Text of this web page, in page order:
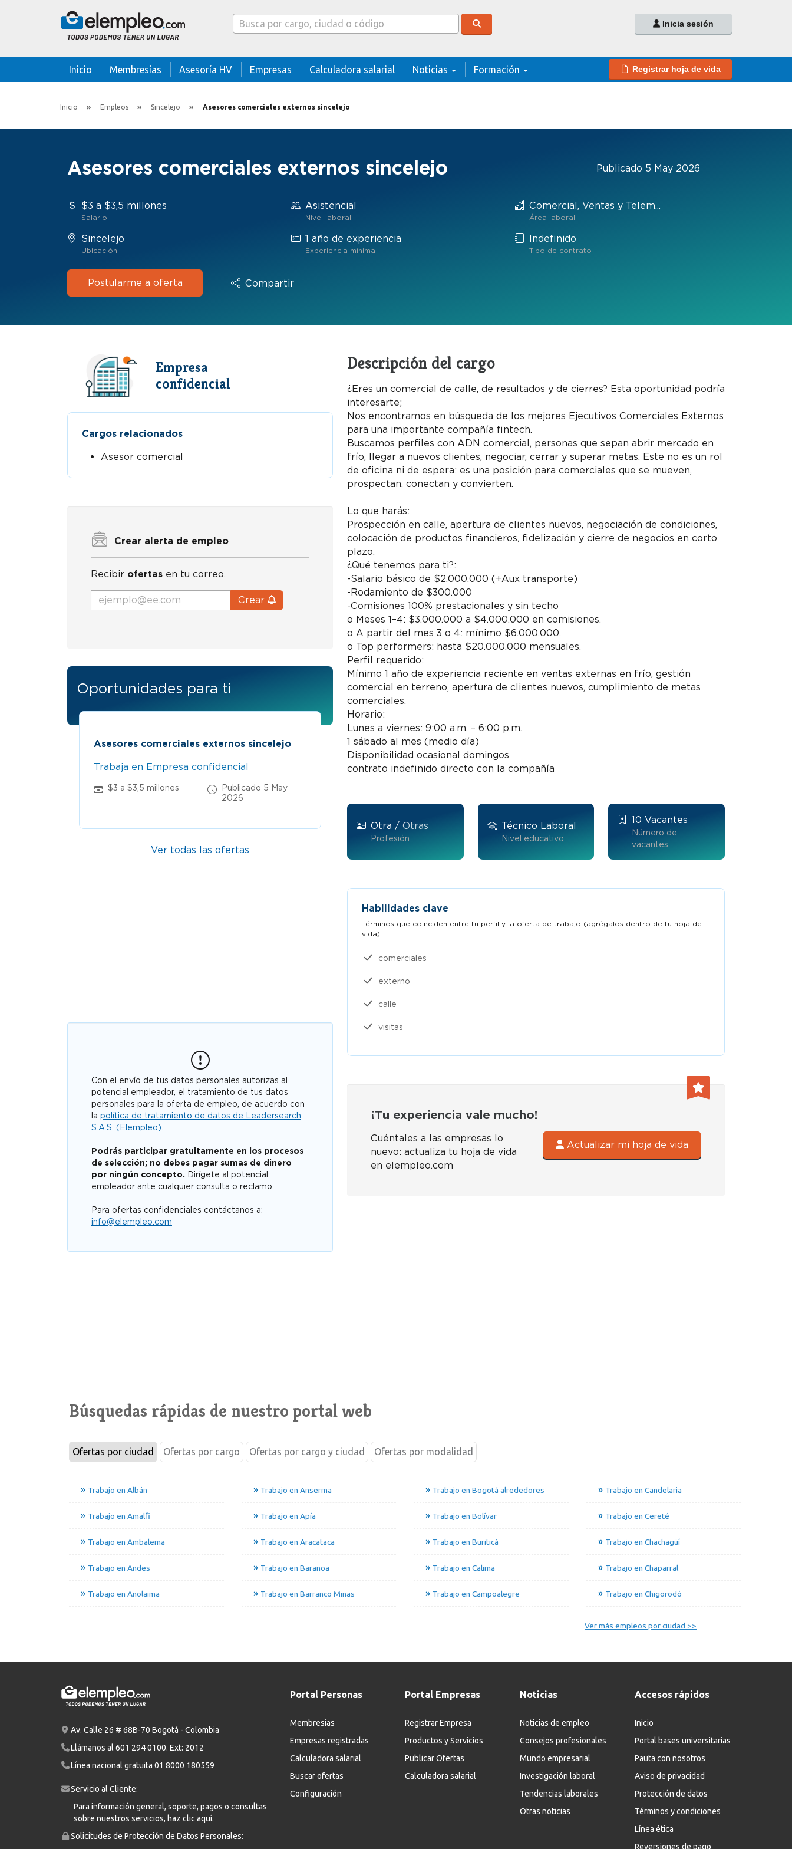
Caja buscador
Inicia sesión
Inicio Membresías Asesoría HV Empresas Calculadora salarial Noticias Formación Registrar hoja de vida
Inicio Empleos Sincelejo Asesores comerciales externos sincelejo
Asesores comerciales externos sincelejo Publicado 5 May 2026
$3 a $3,5 millones
Salario
Sincelejo
Ubicación
Asistencial
Nivel laboral
1 año de experiencia
Experiencia mínima
Comercial, Ventas y Telem...
Área laboral
Indefinido
Tipo de contrato
Postularme a oferta Compartir
Empresa
confidencial
Cargos relacionados
Asesor comercial
Crear alerta de empleo
Recibir ofertas en tu correo.
Crear
Oportunidades para ti
Asesores comerciales externos sincelejo
Trabaja en Empresa confidencial
$3 a $3,5 millones
Publicado 5 May
2026
Asesores comerciales externos sincelejo
Trabaja en Empresa confidencial
Ver todas las ofertas
Con el envío de tus datos personales autorizas al
potencial empleador, el tratamiento de tus datos
personales para la oferta de empleo, de acuerdo con
la política de tratamiento de datos de Leadersearch
S.A.S. (Elempleo).
Podrás participar gratuitamente en los procesos
de selección; no debes pagar sumas de dinero
por ningún concepto. Dirígete al potencial
empleador ante cualquier consulta o reclamo.
Para ofertas confidenciales contáctanos a:
info@elempleo.com
Descripción del cargo
¿Eres un comercial de calle, de resultados y de cierres? Esta oportunidad podría
interesarte;
Nos encontramos en búsqueda de los mejores Ejecutivos Comerciales Externos
para una importante compañía fintech.
Buscamos perfiles con ADN comercial, personas que sepan abrir mercado en
frío, llegar a nuevos clientes, negociar, cerrar y superar metas. Este no es un rol
de oficina ni de espera: es una posición para comerciales que se mueven,
prospectan, conectan y convierten.
Lo que harás:
Prospección en calle, apertura de clientes nuevos, negociación de condiciones,
colocación de productos financieros, fidelización y cierre de negocios en corto
plazo.
¿Qué tenemos para ti?:
-Salario básico de $2.000.000 (+Aux transporte)
-Rodamiento de $300.000
-Comisiones 100% prestacionales y sin techo
o Meses 1–4: $3.000.000 a $4.000.000 en comisiones.
o A partir del mes 3 o 4: mínimo $6.000.000.
o Top performers: hasta $20.000.000 mensuales.
Perfil requerido:
Mínimo 1 año de experiencia reciente en ventas externas en frío, gestión
comercial en terreno, apertura de clientes nuevos, cumplimiento de metas
comerciales.
Horario:
Lunes a viernes: 9:00 a.m. – 6:00 p.m.
1 sábado al mes (medio día)
Disponibilidad ocasional domingos
contrato indefinido directo con la compañía
Otra / Otras
Profesión
Técnico Laboral
Nivel educativo
10 Vacantes
Número de
vacantes
Habilidades clave
Términos que coinciden entre tu perfil y la oferta de trabajo (agrégalos dentro de tu hoja de
vida)​
comerciales
externo
calle
visitas
¡Tu experiencia vale mucho!
Cuéntales a las empresas lo
nuevo: actualiza tu hoja de vida
en elempleo.com
Actualizar mi hoja de vida
Búsquedas rápidas de nuestro portal web
Ofertas por ciudad Ofertas por cargo Ofertas por cargo y ciudad Ofertas por modalidad
Trabajo en Albán
Trabajo en Amalfi
Trabajo en Ambalema
Trabajo en Andes
Trabajo en Anolaima
Trabajo en Anserma
Trabajo en Apía
Trabajo en Aracataca
Trabajo en Baranoa
Trabajo en Barranco Minas
Trabajo en Bogotá alrededores
Trabajo en Bolívar
Trabajo en Buriticá
Trabajo en Calima
Trabajo en Campoalegre
Trabajo en Candelaria
Trabajo en Cereté
Trabajo en Chachagüí
Trabajo en Chaparral
Trabajo en Chigorodó
Ver más empleos por ciudad >>
Av. Calle 26 # 68B-70 Bogotá - Colombia
Llámanos al 601 294 0100. Ext: 2012
Línea nacional gratuita 01 8000 180559
Servicio al Cliente:
Para información general, soporte, pagos o consultas
sobre nuestros servicios, haz clic aquí.
Solicitudes de Protección de Datos Personales:
Portal Personas
Membresías
Empresas registradas
Calculadora salarial
Buscar ofertas
Configuración
Portal Empresas
Registrar Empresa
Productos y Servicios
Publicar Ofertas
Calculadora salarial
Noticias
Noticias de empleo
Consejos profesionales
Mundo empresarial
Investigación laboral
Tendencias laborales
Otras noticias
Accesos rápidos
Inicio
Portal bases universitarias
Pauta con nosotros
Aviso de privacidad
Protección de datos
Términos y condiciones
Línea ética
Reversiones de pago